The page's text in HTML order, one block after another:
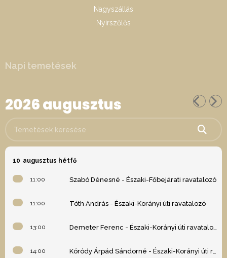
Nagyszállás
Nyírszőlős
Napi temetések
2026 augusztus
10 augusztus hétfő
11:00 Szabó Dénesné - Északi-Főbejárati ravatalozó
11:00 Tóth András - Északi-Korányi úti ravatalozó
13:00 Demeter Ferenc - Északi-Korányi úti ravatalozó
14:00 Kóródy Árpád Sándorné - Északi-Korányi úti ravatalozó